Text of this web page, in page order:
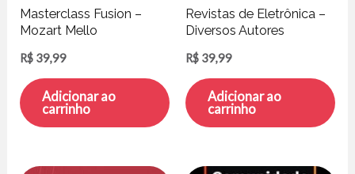
Masterclass Fusion –
Mozart Mello
R$ 39,99
Adicionar ao
carrinho
Revistas de Eletrônica –
Diversos Autores
R$ 39,99
Adicionar ao
carrinho